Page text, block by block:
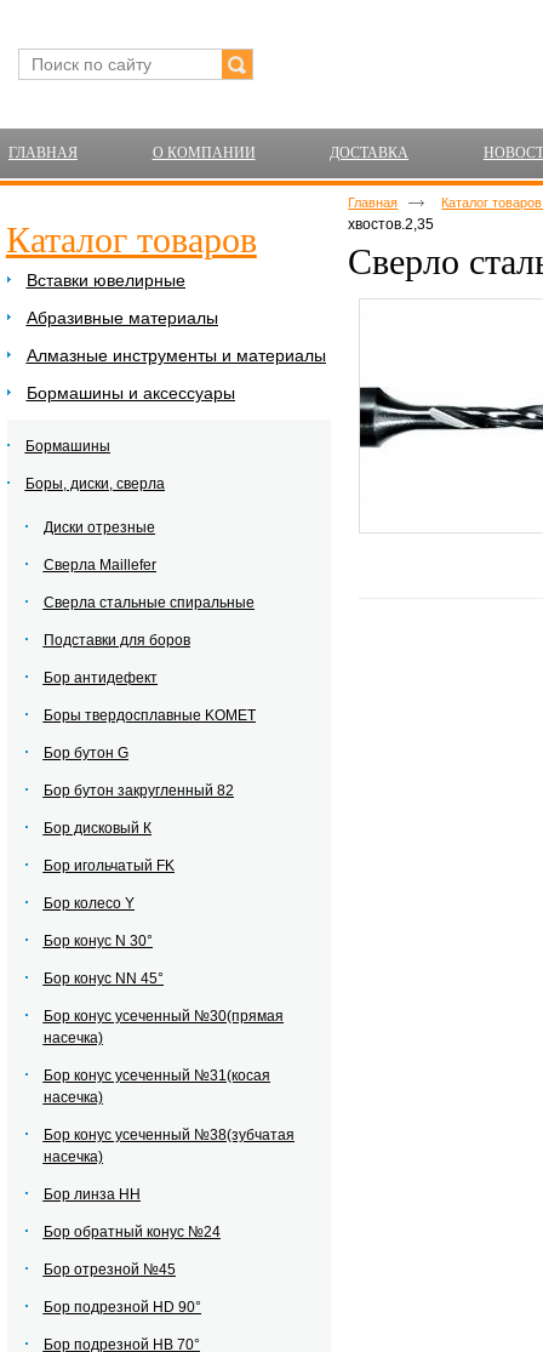
ГЛАВНАЯ О КОМПАНИИ ДОСТАВКА
Каталог товаров
Вставки ювелирные
Абразивные материалы
Алмазные инструменты и материалы
Бормашины и аксессуары
Бормашины
Боры, диски, сверла
Диски отрезные
Сверла Maillefer
Сверла стальные спиральные
Подставки для боров
Бор антидефект
Боры твердосплавные KOMET
Бор бутон G
Бор бутон закругленный 82
Бор дисковый К
Бор игольчатый FK
Бор колесо Y
Бор конус N 30°
Бор конус NN 45°
Бор конус усеченный №30(прямая
насечка)
Бор конус усеченный №31(косая
насечка)
Бор конус усеченный №38(зубчатая
насечка)
Бор линза НН
Бор обратный конус №24
Бор отрезной №45
Бор подрезной HD 90°
Бор подрезной HВ 70°
Главная Каталог
хвостов.2,35
Сверло